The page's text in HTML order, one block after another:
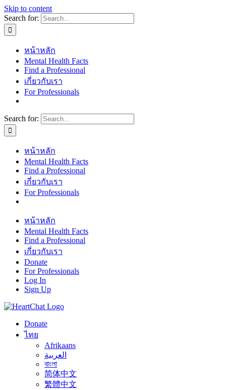
Skip to content
Search for:
หน้าหลัก
Mental Health Facts
Find a Professional
เกี่ยวกับเรา
For Professionals
Search for:
หน้าหลัก
Mental Health Facts
Find a Professional
เกี่ยวกับเรา
For Professionals
หน้าหลัก
Mental Health Facts
Find a Professional
เกี่ยวกับเรา
Donate
For Professionals
Log In
Sign Up
Donate
ไทย
Afrikaans
العربية
বাংলা
简体中文
繁體中文